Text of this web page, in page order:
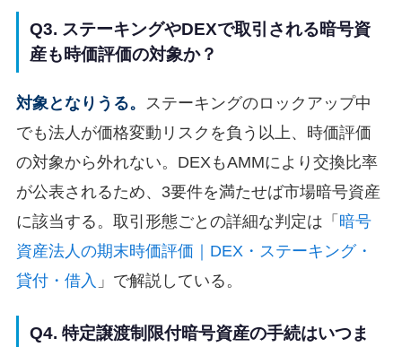
Q3. ステーキングやDEXで取引される暗号資
産も時価評価の対象か？
対象となりうる。 ステーキングのロックアップ中
でも法人が価格変動リスクを負う以上、時価評価
の対象から外れない。DEXもAMMにより交換比率
が公表されるため、3要件を満たせば市場暗号資産
に該当する。取引形態ごとの詳細な判定は「 暗号
資産法人の期末時価評価｜DEX・ステーキング・
貸付・借入 」で解説している。
Q4. 特定譲渡制限付暗号資産の手続はいつま